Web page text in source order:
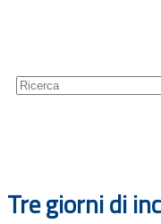
Tre giorni di